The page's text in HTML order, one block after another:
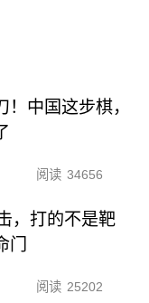
中国这步棋，
阅读 34656
，打的不是靶
阅读 25202